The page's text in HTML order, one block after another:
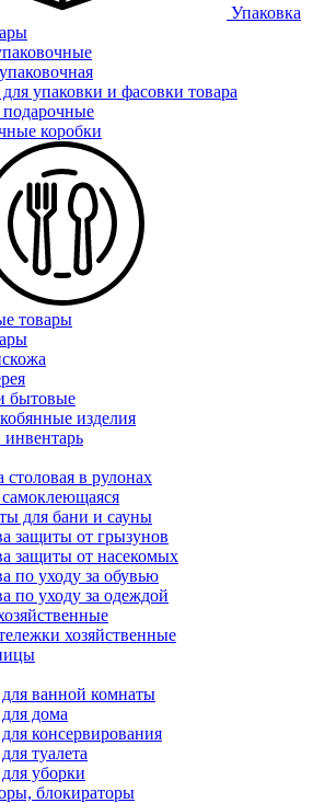
Упаковка
упаковки и фасовки товара
коробки
товары
бытовые
изделия
столовая в рулонах
для бани и сауны
защиты от грызунов
защиты от насекомых
по уходу за обувью
по уходу за одеждой
хозяйственные
ванной комнаты
дома
консервирования
туалета
уборки
блокираторы